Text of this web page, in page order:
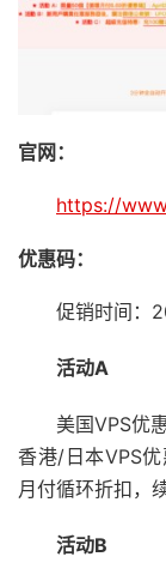
官网：
https://
优惠码：
促销时间：
活动A
美国VPS优惠
香港/日本VPS优
月付循环折扣，
活动B